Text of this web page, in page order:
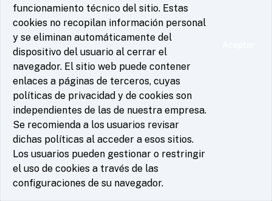
No files
2026© GPartners. Todos los derechos reservados.
funcionamiento técnico del sitio. Estas
cookies no recopilan información personal
y se eliminan automáticamente del
dispositivo del usuario al cerrar el
navegador. El sitio web puede contener
enlaces a páginas de terceros, cuyas
políticas de privacidad y de cookies son
independientes de las de nuestra empresa.
Se recomienda a los usuarios revisar
dichas políticas al acceder a esos sitios.
Los usuarios pueden gestionar o restringir
el uso de cookies a través de las
configuraciones de su navegador.